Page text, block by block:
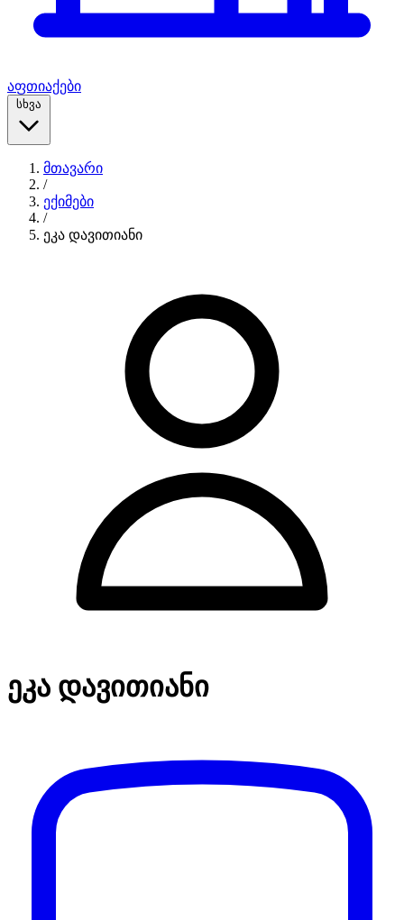
აფთიაქები
სხვა
მთავარი
/
ექიმები
/
ეკა დავითიანი
ეკა დავითიანი